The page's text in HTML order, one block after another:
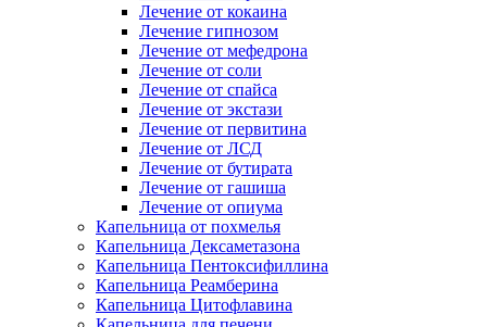
Лечение от кокаина
Лечение гипнозом
Лечение от мефедрона
Лечение от соли
Лечение от спайса
Лечение от экстази
Лечение от первитина
Лечение от ЛСД
Лечение от бутирата
Лечение от гашиша
Лечение от опиума
Капельница от похмелья
Капельница Дексаметазона
Капельница Пентоксифиллина
Капельница Реамберина
Капельница Цитофлавина